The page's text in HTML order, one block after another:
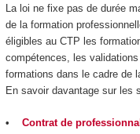
La loi ne fixe pas de durée
de la formation
éligibles au CTP les
compétences, les
formations dans le cadre de
En savoir davantage sur les
• Contrat de